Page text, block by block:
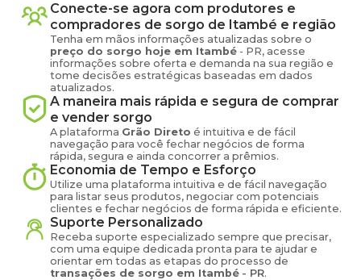
Conecte-se agora com produtores e
compradores de sorgo de Itambé e região
Tenha em mãos informações atualizadas sobre o
preço do sorgo hoje em Itambé - PR, acesse
informações sobre oferta e demanda na sua região e
tome decisões estratégicas baseadas em dados
atualizados.
A maneira mais rápida e segura de comprar
e vender sorgo
A plataforma Grão Direto é intuitiva e de fácil
navegação para você fechar negócios de forma
rápida, segura e ainda concorrer a prêmios.
Economia de Tempo e Esforço
Utilize uma plataforma intuitiva e de fácil navegação
para listar seus produtos, negociar com potenciais
clientes e fechar negócios de forma rápida e eficiente.
Suporte Personalizado
Receba suporte especializado sempre que precisar,
com uma equipe dedicada pronta para te ajudar e
orientar em todas as etapas do processo de
transações de sorgo em Itambé - PR.